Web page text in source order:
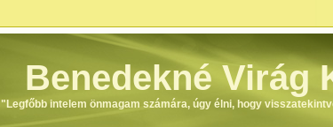
Benedekné Virág
"Legfőbb intelem önmagam számára, úgy élni, hogy